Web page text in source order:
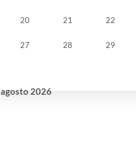
agosto 2026
20 21 22
27 28 29